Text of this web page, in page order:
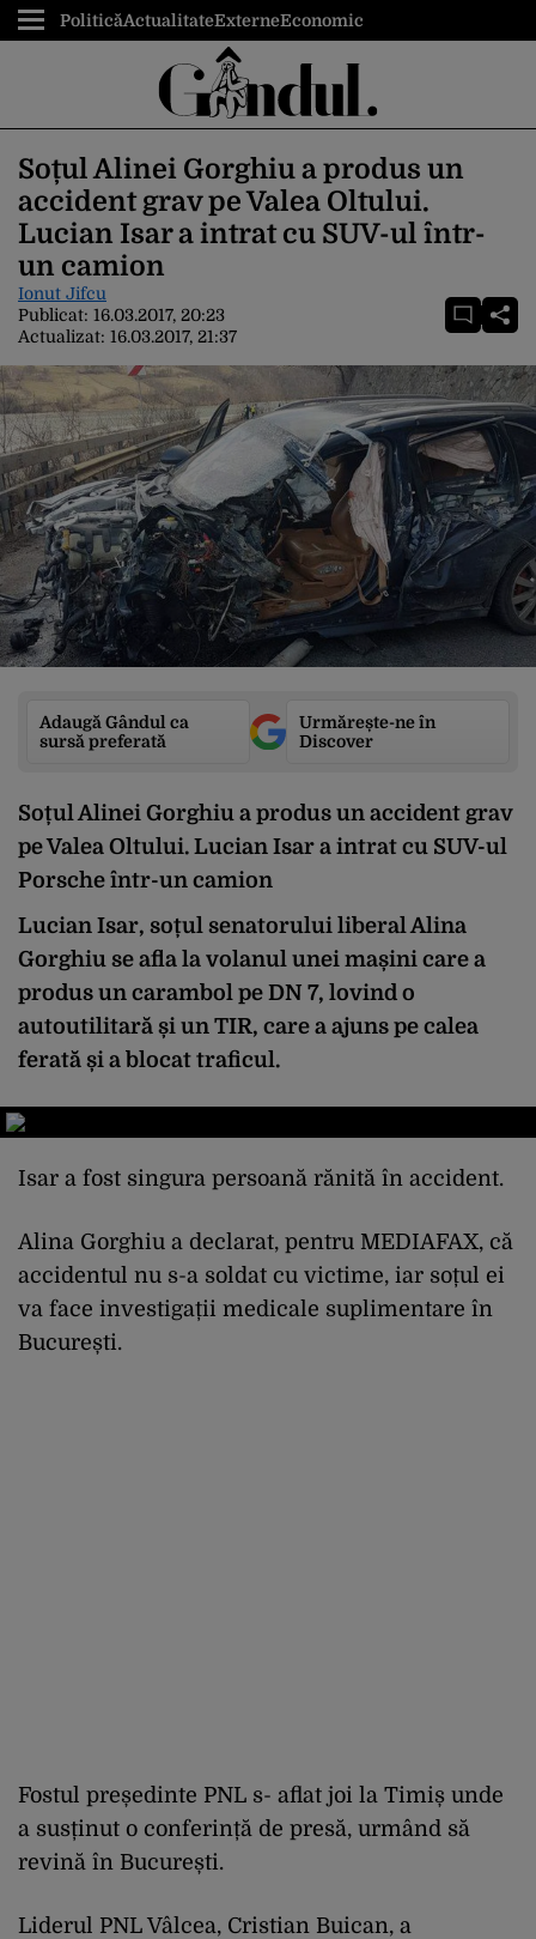
PoliticăActualitateExterneEconomic
Soțul Alinei Gorghiu a produs un
accident grav pe Valea Oltului.
Lucian Isar a intrat cu SUV-ul într-
un camion
Ionut Jifcu
Publicat: 16.03.2017, 20:23
Actualizat: 16.03.2017, 21:37
Adaugă Gândul ca
sursă preferată
Urmărește-ne în
Discover
Soțul Alinei Gorghiu a produs un accident grav
pe Valea Oltului. Lucian Isar a intrat cu SUV-ul
Porsche într-un camion
Lucian Isar, soțul senatorului liberal Alina
Gorghiu se afla la volanul unei mașini care a
produs un carambol pe DN 7, lovind o
autoutilitară și un TIR, care a ajuns pe calea
ferată și a blocat traficul.
Isar a fost singura persoană rănită în accident.
Alina Gorghiu a declarat, pentru MEDIAFAX, că
accidentul nu s-a soldat cu victime, iar soțul ei
va face investigații medicale suplimentare în
București.
Fostul președinte PNL s- aflat joi la Timiș unde
a susținut o conferință de presă, urmând să
revină în București.
Liderul PNL Vâlcea, Cristian Buican, a